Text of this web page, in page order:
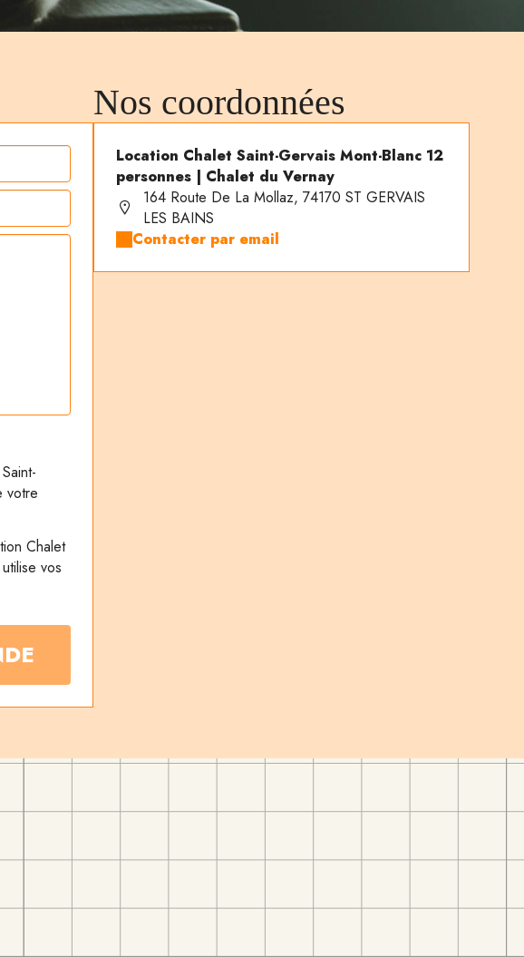
votre
Chalet
vos
Nos coordonnées
Location Chalet Saint-Gervais Mont-Blanc 12
personnes | Chalet du Vernay
164 Route De La Mollaz, 74170 ST GERVAIS
LES BAINS
Contacter par email